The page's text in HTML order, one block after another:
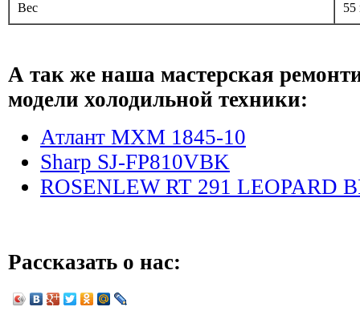
Вес 55
А так же наша мастерская
модели холодильной техники:
Атлант МХМ 1845-10
Sharp SJ-FP810VBK
ROSENLEW RT 291 LEOPARD
Рассказать о нас: